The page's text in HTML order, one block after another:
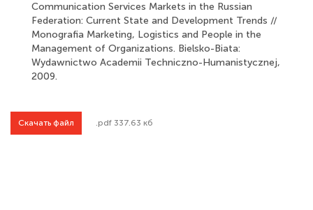
Communication Services Markets in the Russian
Federation: Current State and Development Trends //
Monografia Marketing, Logistics and People in the
Management of Organizations. Bielsko-Biata:
Wydawnictwo Academii Techniczno-Humanistycznej,
2009.
Скачать файл .pdf 337.63 кб